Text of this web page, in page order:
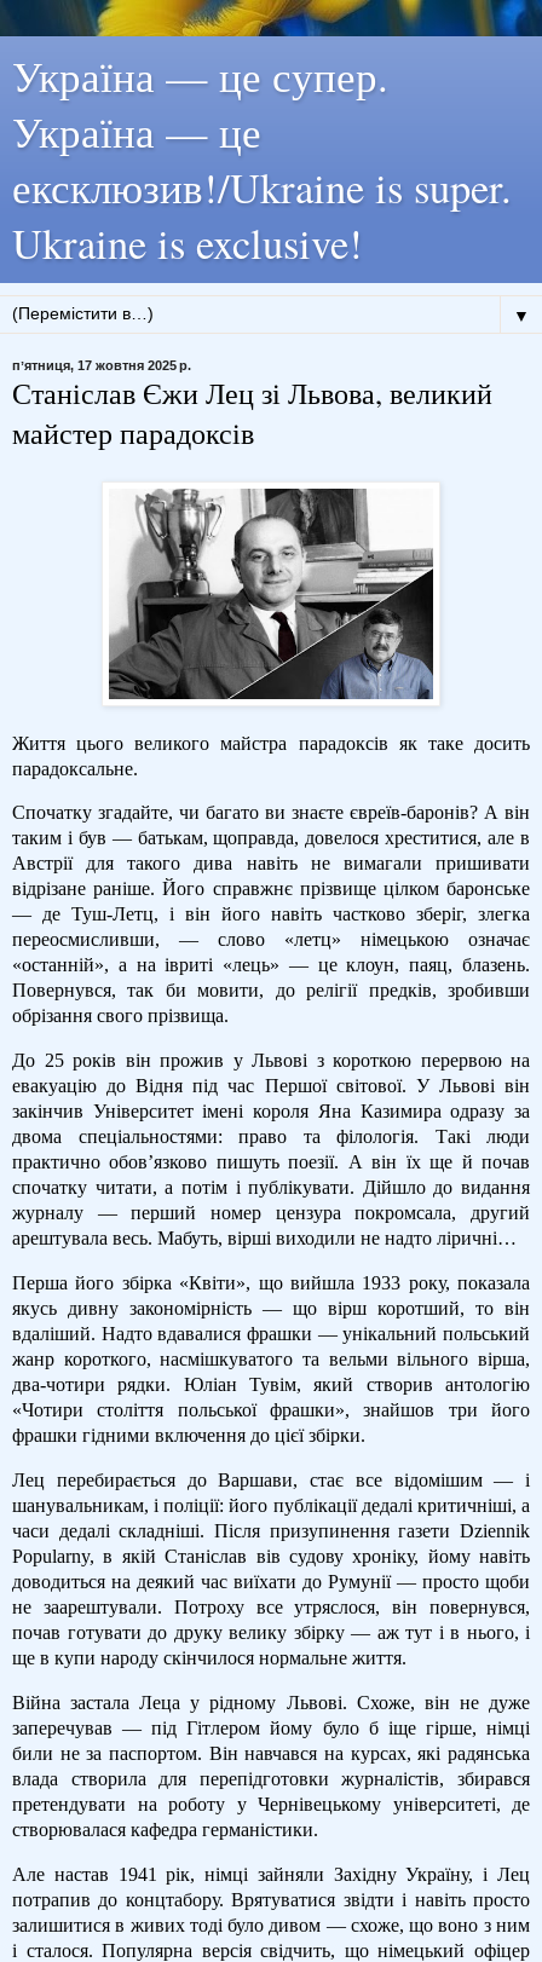
Україна — це супер.
Україна — це
ексклюзив!/Ukraine is super.
Ukraine is exclusive!
▼
пʼятниця, 17 жовтня 2025 р.
Станіслав Єжи Лец зі Львова, великий
майстер парадоксів
Життя цього великого майстра парадоксів як таке досить
парадоксальне.
Спочатку згадайте, чи багато ви знаєте євреїв-баронів? А він
таким і був — батькам, щоправда, довелося хреститися, але в
Австрії для такого дива навіть не вимагали пришивати
відрізане раніше. Його справжнє прізвище цілком баронське
— де Туш-Летц, і він його навіть частково зберіг, злегка
переосмисливши, — слово «летц» німецькою означає
«останній», а на івриті «лець» — це клоун, паяц, блазень.
Повернувся, так би мовити, до релігії предків, зробивши
обрізання свого прізвища.
До 25 років він прожив у Львові з короткою перервою на
евакуацію до Відня під час Першої світової. У Львові він
закінчив Університет імені короля Яна Казимира одразу за
двома спеціальностями: право та філологія. Такі люди
практично обов’язково пишуть поезії. А він їх ще й почав
спочатку читати, а потім і публікувати. Дійшло до видання
журналу — перший номер цензура покромсала, другий
арештувала весь. Мабуть, вірші виходили не надто ліричні…
Перша його збірка «Квіти», що вийшла 1933 року, показала
якусь дивну закономірність — що вірш коротший, то він
вдаліший. Надто вдавалися фрашки — унікальний польський
жанр короткого, насмішкуватого та вельми вільного вірша,
два-чотири рядки. Юліан Тувім, який створив антологію
«Чотири століття польської фрашки», знайшов три його
фрашки гідними включення до цієї збірки.
Лец перебирається до Варшави, стає все відомішим — і
шанувальникам, і поліції: його публікації дедалі критичніші, а
часи дедалі складніші. Після призупинення газети Dziennik
Popularny, в якій Станіслав вів судову хроніку, йому навіть
доводиться на деякий час виїхати до Румунії — просто щоби
не заарештували. Потроху все утряслося, він повернувся,
почав готувати до друку велику збірку — аж тут і в нього, і
ще в купи народу скінчилося нормальне життя.
Війна застала Леца у рідному Львові. Схоже, він не дуже
заперечував — під Гітлером йому було б іще гірше, німці
били не за паспортом. Він навчався на курсах, які радянська
влада створила для перепідготовки журналістів, збирався
претендувати на роботу у Чернівецькому університеті, де
створювалася кафедра германістики.
Але настав 1941 рік, німці зайняли Західну Україну, і Лец
потрапив до концтабору. Врятуватися звідти і навіть просто
залишитися в живих тоді було дивом — схоже, що воно з ним
і сталося. Популярна версія свідчить, що німецький офіцер